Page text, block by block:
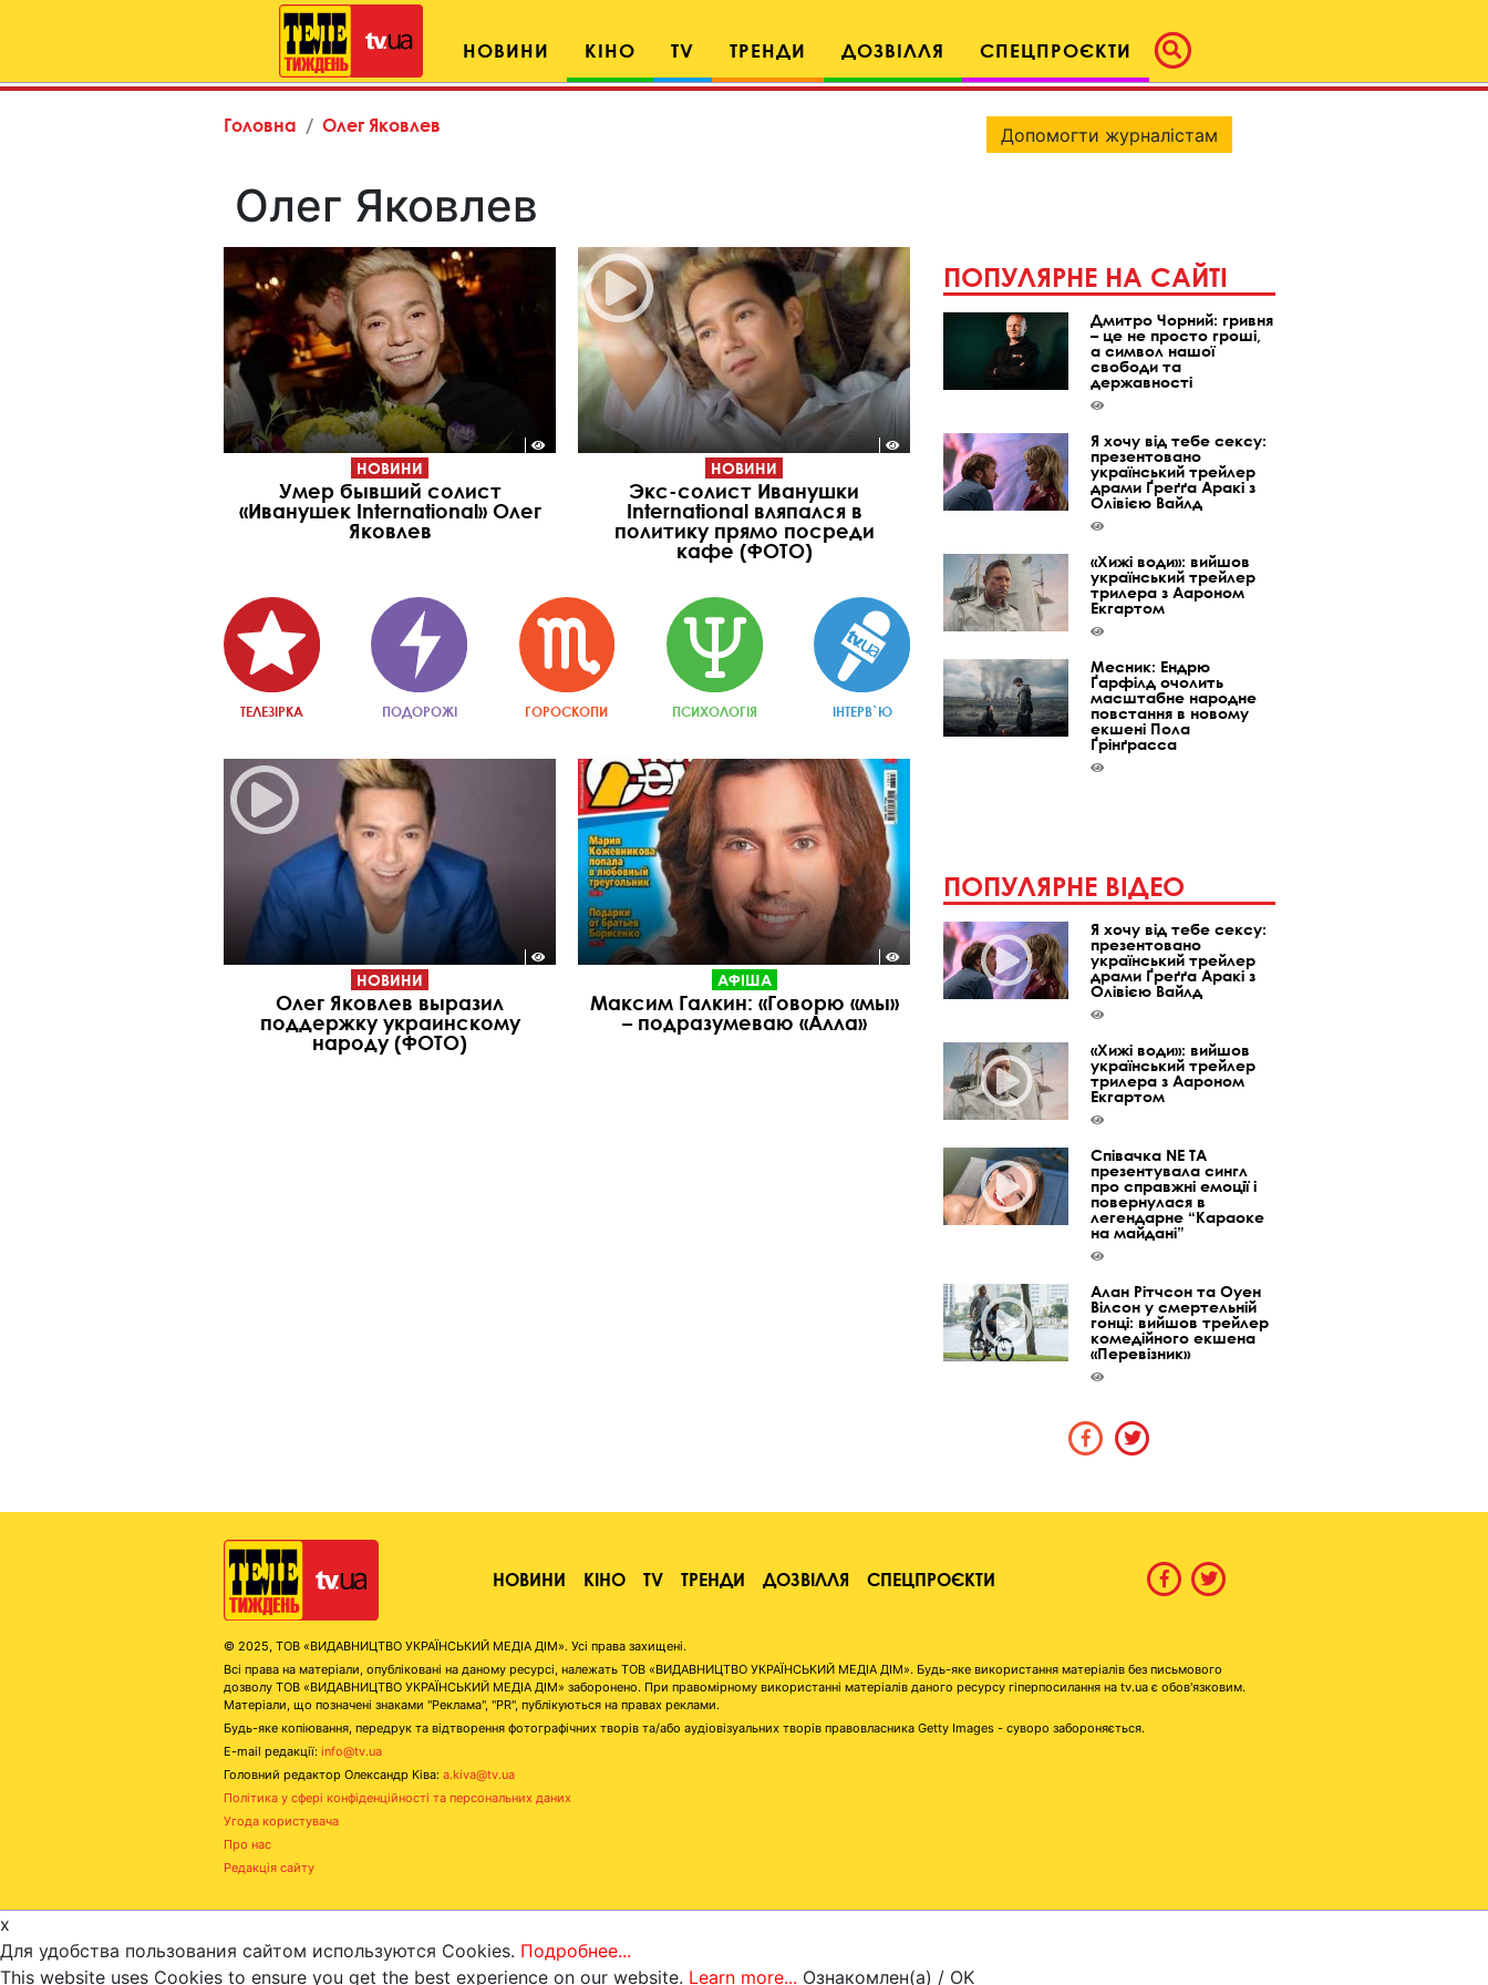
НОВИНИ КІНО TV ТРЕНДИ ДОЗВІЛЛЯ СПЕЦПРОЄКТИ
Головна Олег Яковлев
Олег Яковлев
НОВИНИ
Умер бывший солист
«Иванушек International» Олег
Яковлев
НОВИНИ
Экс-солист Иванушки
International вляпался в
политику прямо посреди
кафе (ФОТО)
ТЕЛЕЗІРКА ПОДОРОЖІ ГОРОСКОПИ ПСИХОЛОГІЯ ІНТЕРВ`Ю
НОВИНИ
Олег Яковлев выразил
поддержку украинскому
народу (ФОТО)
АФІША
Максим Галкин: «Говорю «мы»
– подразумеваю «Алла»
Допомогти журналістам
ПОПУЛЯРНЕ НА САЙТІ
Дмитро Чорний: гривня
– це не просто гроші,
а символ нашої
свободи та
державності
Я хочу від тебе сексу:
презентовано
український трейлер
драми Ґреґґа Аракі з
Олівією Вайлд
«Хижі води»: вийшов
український трейлер
трилера з Аароном
Екгартом
Месник: Ендрю
Ґарфілд очолить
масштабне народне
повстання в новому
екшені Пола
Ґрінґрасса
ПОПУЛЯРНЕ ВІДЕО
Я хочу від тебе сексу:
презентовано
український трейлер
драми Ґреґґа Аракі з
Олівією Вайлд
«Хижі води»: вийшов
український трейлер
трилера з Аароном
Екгартом
Співачка NE TA
презентувала сингл
про справжні емоції і
повернулася в
легендарне “Караоке
на майдані”
Алан Рітчсон та Оуен
Вілсон у смертельній
гонці: вийшов трейлер
комедійного екшена
«Перевізник»
НОВИНИ КІНО TV ТРЕНДИ ДОЗВІЛЛЯ СПЕЦПРОЄКТИ
© 2025, ТОВ «ВИДАВНИЦТВО УКРАЇНСЬКИЙ МЕДІА ДІМ». Усі права захищені.
Всі права на матеріали, опубліковані на даному ресурсі, належать ТОВ «ВИДАВНИЦТВО УКРАЇНСЬКИЙ МЕДІА ДІМ». Будь-яке використання матеріалів без письмового
дозволу ТОВ «ВИДАВНИЦТВО УКРАЇНСЬКИЙ МЕДІА ДІМ» заборонено. При правомірному використанні матеріалів даного ресурсу гіперпосилання на tv.ua є обов'язковим.
Матеріали, що позначені знаками "Реклама", "PR", публікуються на правах реклами.
Будь-яке копіювання, передрук та відтворення фотографічних творів та/або аудіовізуальних творів правовласника Getty Images - суворо забороняється.
E-mail редакції: info@tv.ua
Головний редактор Олександр Ківа: a.kiva@tv.ua
Політика у сфері конфіденційності та персональних даних
Угода користувача
Про нас
Редакція сайту
x
Для удобства пользования сайтом используются Cookies. Подробнее...
This website uses Cookies to ensure you get the best experience on our website. Learn more... Ознакомлен(а) / OK